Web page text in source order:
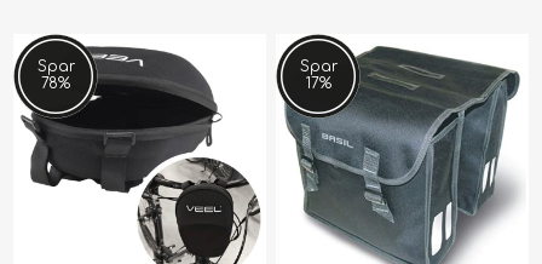
Spar
78%
Spar
17%